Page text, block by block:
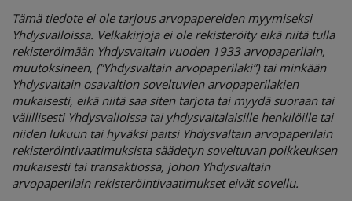
Tämä tiedote ei ole tarjous arvopapereiden myymiseksi
Yhdysvalloissa. Velkakirjoja ei ole rekisteröity eikä niitä tulla
rekisteröimään Yhdysvaltain vuoden 1933 arvopaperilain,
muutoksineen, (”Yhdysvaltain arvopaperilaki”) tai minkään
Yhdysvaltain osavaltion soveltuvien arvopaperilakien
mukaisesti, eikä niitä saa siten tarjota tai myydä suoraan tai
välillisesti Yhdysvalloissa tai yhdysvaltalaisille henkilöille tai
niiden lukuun tai hyväksi paitsi Yhdysvaltain arvopaperilain
rekisteröintivaatimuksista säädetyn soveltuvan poikkeuksen
mukaisesti tai transaktiossa, johon Yhdysvaltain
arvopaperilain rekisteröintivaatimukset eivät sovellu.